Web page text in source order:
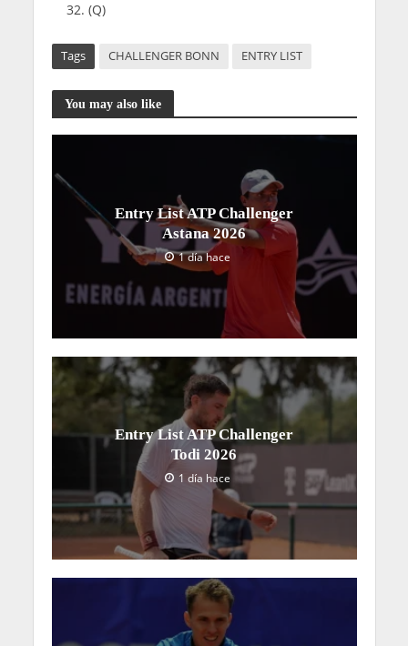
(Q)
Tags CHALLENGER BONN ENTRY LIST
You may also like
Entry List ATP Challenger
Astana 2026
1 día hace
Entry List ATP Challenger
Todi 2026
1 día hace